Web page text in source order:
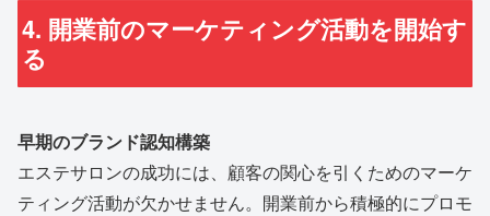
4. 開業前のマーケティング活動を開始す
る
早期のブランド認知構築
エステサロンの成功には、顧客の関心を引くためのマーケ
ティング活動が欠かせません。開業前から積極的にプロモ